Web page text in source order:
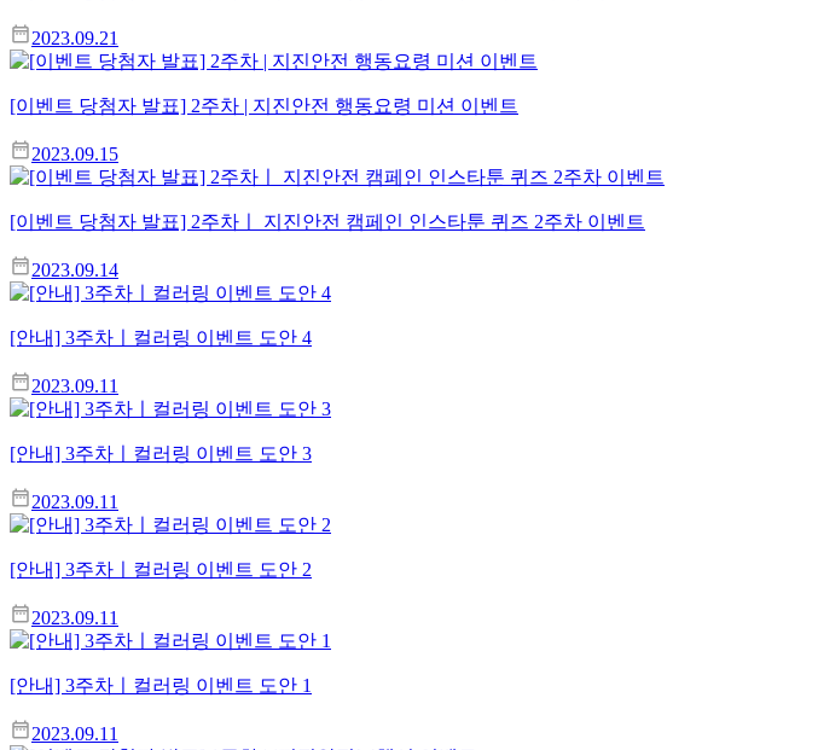
2023.09.21
[이벤트 당첨자 발표] 2주차 | 지진안전 행동요령 미션 이벤트
2023.09.15
[이벤트 당첨자 발표] 2주차ㅣ 지진안전 캠페인 인스타툰 퀴즈 2주차 이벤트
2023.09.14
[안내] 3주차ㅣ컬러링 이벤트 도안 4
2023.09.11
[안내] 3주차ㅣ컬러링 이벤트 도안 3
2023.09.11
[안내] 3주차ㅣ컬러링 이벤트 도안 2
2023.09.11
[안내] 3주차ㅣ컬러링 이벤트 도안 1
2023.09.11